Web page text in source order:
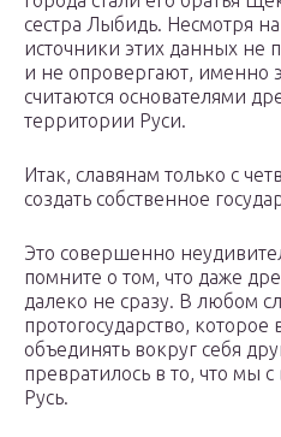
сестра Лыбидь. Несмотря
источники этих данных не
и не опровергают, именно
считаются основателями
территории Руси.
Итак, славянам только с
создать собственное
Это совершенно
помните о том, что даже
далеко не сразу. В любом
протогосударство, которое
объединять вокруг себя
превратилось в то, что мы
Русь.